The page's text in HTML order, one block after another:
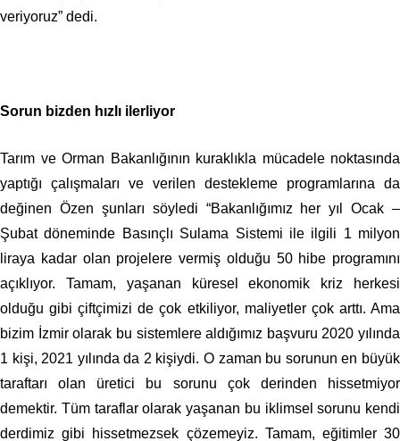
veriyoruz” dedi.
Sorun bizden hızlı ilerliyor
Tarım ve Orman Bakanlığının kuraklıkla mücadele noktasında
yaptığı çalışmaları ve verilen destekleme programlarına da
değinen Özen şunları söyledi “Bakanlığımız her yıl Ocak –
Şubat döneminde Basınçlı Sulama Sistemi ile ilgili 1 milyon
liraya kadar olan projelere vermiş olduğu 50 hibe programını
açıklıyor. Tamam, yaşanan küresel ekonomik kriz herkesi
olduğu gibi çiftçimizi de çok etkiliyor, maliyetler çok arttı. Ama
bizim İzmir olarak bu sistemlere aldığımız başvuru 2020 yılında
1 kişi, 2021 yılında da 2 kişiydi. O zaman bu sorunun en büyük
taraftarı olan üretici bu sorunu çok derinden hissetmiyor
demektir. Tüm taraflar olarak yaşanan bu iklimsel sorunu kendi
derdimiz gibi hissetmezsek çözemeyiz. Tamam, eğitimler 30